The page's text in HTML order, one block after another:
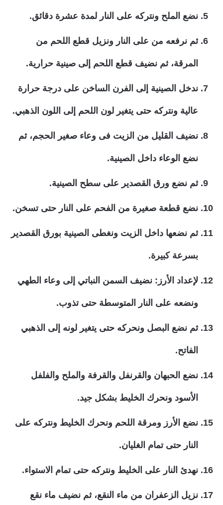
نضع الملح ونتركه على النار لمدة عشرة دقائق.
ثم نرفعه من على النار ونزيل قطع اللحم من
المرقة، ثم نضيف قطع اللحم إلى صينية حرارية.
ندخل الصينية إلى الفرن الساخن على درجة حرارة
عالية ونتركه حتى يتغير لون اللحم إلى اللون الذهبي.
نضيف القليل من الزيت فى وعاء صغير الحجم، ثم
نضع الوعاء داخل الصينية.
ثم نضع ورق القصدير على سطح الصينية.
نضع قطعة صغيرة من الفحم على النار حتى تسخن.
ثم نضعها داخل الزيت ونغطى الصينية بورق القصدير
بسرعة كبيرة.
لإعداد الأرز: نضيف السمن النباتي إلى وعاء الطهي
ونضعه على النار المتوسطة حتى تذوب.
ثم نضع البصل ونحركه حتى يتغير لونه إلى الذهبي
الفاتح.
نضع الحبهان والقرنفل والقرفة والملح والفلفل
الأسود ونحرك الخليط بشكل جيد.
نضع الأرز ومرقة اللحم ونحرك الخليط ونتركه على
النار حتى تمام الغليان.
نهدئ النار على الخليط ونتركه حتى تمام الاستواء.
نزيل الزعفران من ماء النقع، ثم نضيف ماء نقع